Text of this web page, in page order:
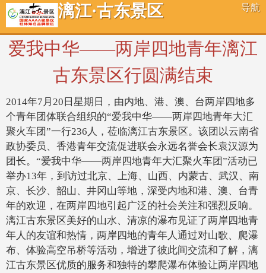
漓江·古东景区 导航
爱我中华——两岸四地青年漓江
古东景区行圆满结束
2014年7 月 20 日星期日，由内地、港、澳、台两岸四地多
个青年团体联合组织的“爱我中华——两岸四地青年大汇
聚火车团”一行236 人，莅临漓江古东景区。该团以云南省
政协委员、香港青年交流促进联会永远名誉会长袁汉源为
团长。“爱我中华——两岸四地青年大汇聚火车团”活动已
举办13年，到访过北京、上海、山西、内蒙古、武汉、南
京、长沙、韶山、井冈山等地，深受内地和港、澳、台青
年的欢迎，在两岸四地引起广泛的社会关注和强烈反响。
漓江古东景区美好的山水、清凉的瀑布见证了两岸四地青
年人的友谊和热情，两岸四地的青年人通过对山歌、爬瀑
布、体验高空吊桥等活动，增进了彼此间交流和了解，漓
江古东景区优质的服务和独特的攀爬瀑布体验让两岸四地